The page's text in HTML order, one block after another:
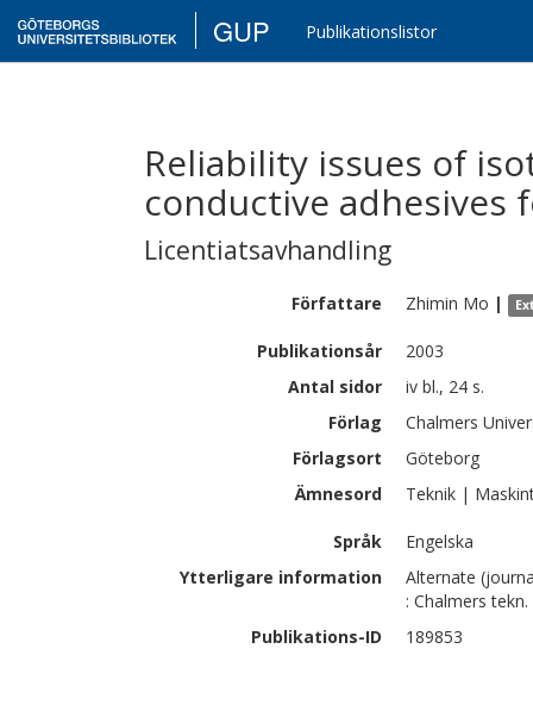
GUP Publikationslistor
Reliability issues of
conductive adhesives
Licentiatsavhandling
Författare Zhimin Mo |
Publikationsår
2003
Antal sidor
iv bl., 24 s.
Förlag
Chalmers
Förlagsort
Göteborg
Ämnesord
Teknik |
Språk
Engelska
Ytterligare information
Alternate
: Chalmers
Publikations-ID
189853